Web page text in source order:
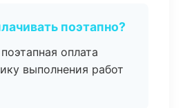
поэтапно?
оплата
выполнения работ